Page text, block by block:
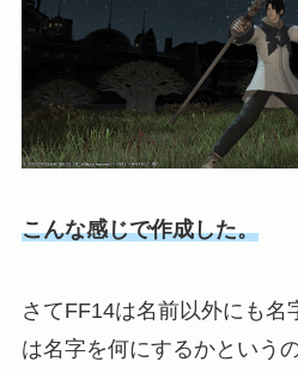
こんな感じで作成した。
さてFF14は名前以外にも名
は名字を何にするかという